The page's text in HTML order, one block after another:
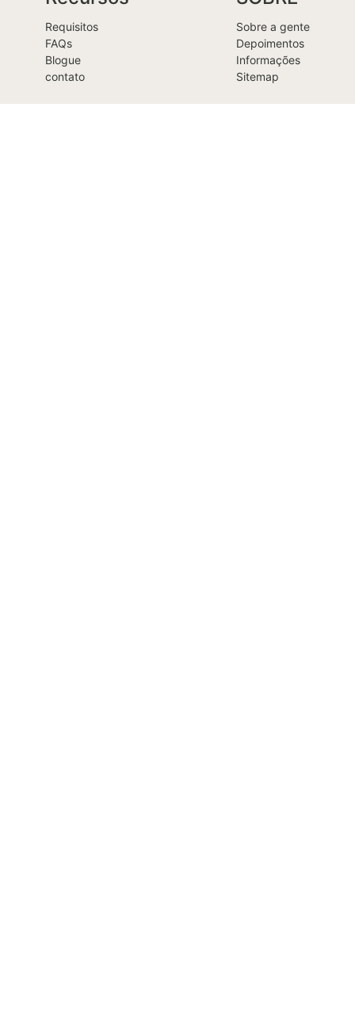
Requisitos
FAQs
Blogue
contato
Sobre a gente
Depoimentos
Informações
Sitemap